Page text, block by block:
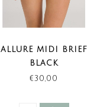
ALLURE MIDI BRIEF
BLACK
€30,00